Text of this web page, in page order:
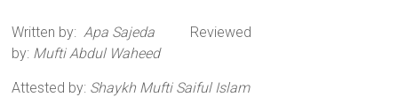
Written by:Apa Sajeda Reviewed
by: Mufti Abdul Waheed
Attested by: Shaykh Mufti Saiful Islam